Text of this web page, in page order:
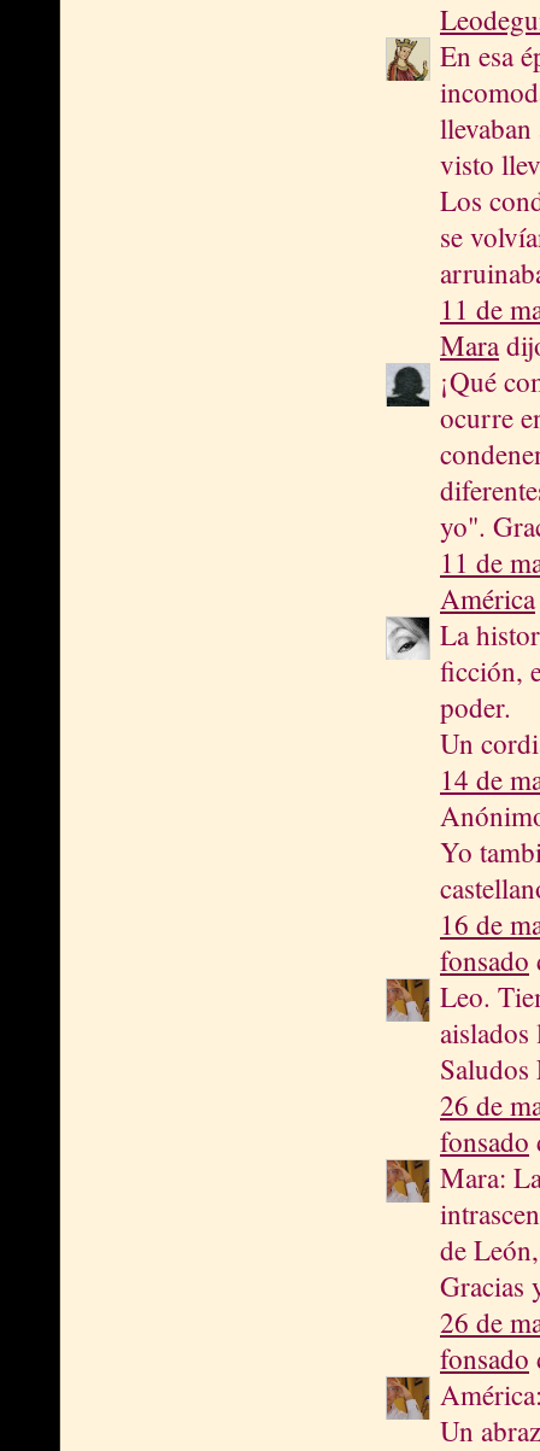
En esa
visto
Los
se
11 de
Mara
¡Qué
ocurre
yo".
11 de
América
La
ficción,
poder.
Un
14 de
Yo
16 de
fonsado
Leo.
Saludos
26 de
fonsado
Mara:
de
Gracias
26 de
fonsado
Un